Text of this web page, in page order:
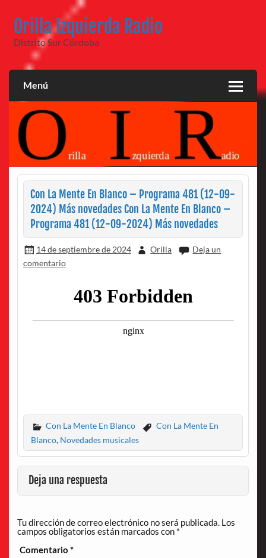
contenido
Orilla Izquierda Radio
Distrito Sur Córdoba
Menú
Con La Mente En Blanco – Programa 481 (12-09-
2024) Más novedades Con La Mente En Blanco –
Programa 481 (12-09-2024) Más novedades
14 de septiembre de 2024 Orilla
Deja un
comentario
Con La Mente En Blanco
Con La Mente En
Blanco, Novedades musicales
Deja una respuesta
Tu dirección de correo electrónico no será publicada. Los
campos obligatorios están marcados con *
Comentario*